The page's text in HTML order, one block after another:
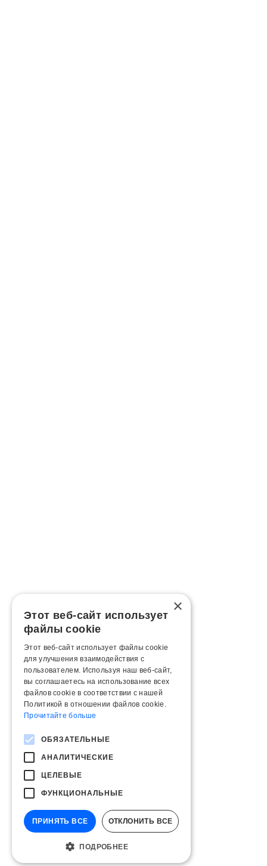
×
Этот веб-сайт использует
файлы cookie
Этот веб-сайт использует файлы cookie
для улучшения взаимодействия с
пользователем. Используя наш веб-сайт,
вы соглашаетесь на использование всех
файлов cookie в соответствии с нашей
Политикой в ​​отношении файлов cookie.
Прочитайте больше
ОБЯЗАТЕЛЬНЫЕ
АНАЛИТИЧЕСКИЕ
ЦЕЛЕВЫЕ
ФУНКЦИОНАЛЬНЫЕ
ПРИНЯТЬ ВСЕ ОТКЛОНИТЬ ВСЕ
ПОДРОБНЕЕ